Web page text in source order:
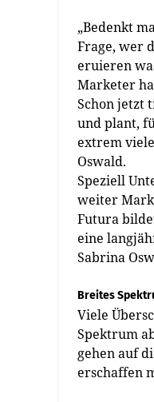
„Bedenkt
Frage, wer
eruieren
Marketer
Schon jetzt
und plant,
extrem
Oswald.
Speziell
weiter
Futura
eine
Sabrina
Breites
Viele
Spektrum
gehen auf
erschaffen